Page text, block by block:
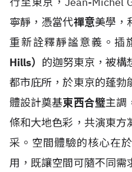
寧靜，憑當代禪意美學，
重新詮釋靜謐意義。插
Hills） 的迦努東京，被構
都市庇所，於東京的蓬勃
體設計奠基東西合璧主調
條和大地色彩，共演東方
采。空間體驗的核心在
用，既讓空間可隨不同需